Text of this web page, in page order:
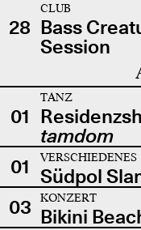
28
CLUB
Bass
Session
01
TANZ
tamdom
01
VERSCHIEDENES
Südpol
03
KONZERT
Bikini